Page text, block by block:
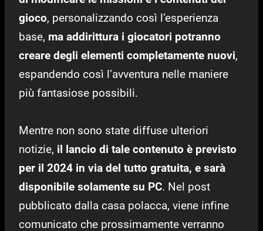
gioco, personalizzando così l’esperienza
base, ma addirittura i giocatori potranno
creare degli elementi completamente nuovi,
espandendo così l’avventura nelle maniere
più fantasiose possibili.
Mentre non sono state diffuse ulteriori
notizie, il lancio di tale contenuto è previsto
per il 2024 in via del tutto gratuita, e sarà
disponibile solamente su PC. Nel post
pubblicato dalla casa polacca, viene infine
comunicato che prossimamente verranno